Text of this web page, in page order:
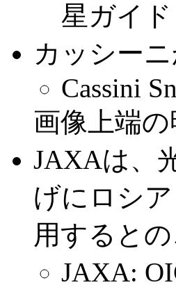
星ガイド
カッシー
Cassini
画像上端
JAXAは、
げにロシ
用すると
JAXA: